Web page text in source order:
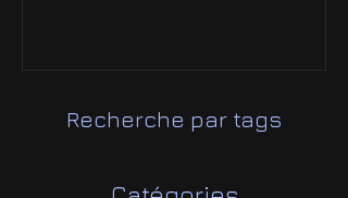
Recherche par tags